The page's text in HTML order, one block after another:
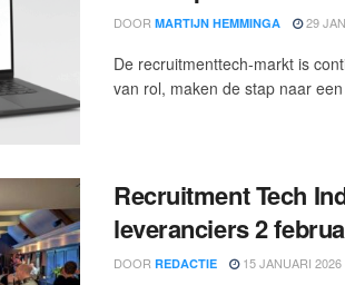
DOOR MARTIJN HEMMINGA 29
De recruitmenttech-markt is
van rol, maken de stap naar
Recruitment Tech
leveranciers 2
DOOR REDACTIE 15 JANUARI 2026